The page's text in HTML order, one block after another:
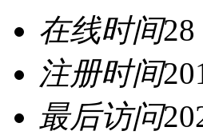
在线时间
注册时间
最后访问